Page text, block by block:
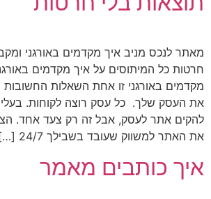
מאתר לנכס מניב איך מקדמים באורגני
חרטות כל המיתוסים על איך מקדמים באורגני
מקדמים באורגני זו אחת השאלות החשובות
את העסק שלך. כל עסק רוצה לקוחות. בעלי
להקים אתר לעסק, אבל זה רק צעד אחד.
את האתר למשווק שעובד בשבילך 24/7 […]
איך כותבים מאמר